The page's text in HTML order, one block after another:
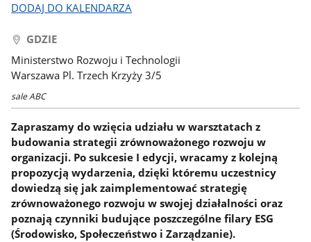
DODAJ DO KALENDARZA
GDZIE
Ministerstwo Rozwoju i Technologii
Warszawa Pl. Trzech Krzyży 3/5
sale ABC
Zapraszamy do wzięcia udziału w warsztatach z
budowania strategii zrównoważonego rozwoju w
organizacji. Po sukcesie I edycji, wracamy z kolejną
propozycją wydarzenia, dzięki któremu uczestnicy
dowiedzą się jak zaimplementować strategię
zrównoważonego rozwoju w swojej działalności oraz
poznają czynniki budujące poszczególne filary ESG
(Środowisko, Społeczeństwo i Zarządzanie).